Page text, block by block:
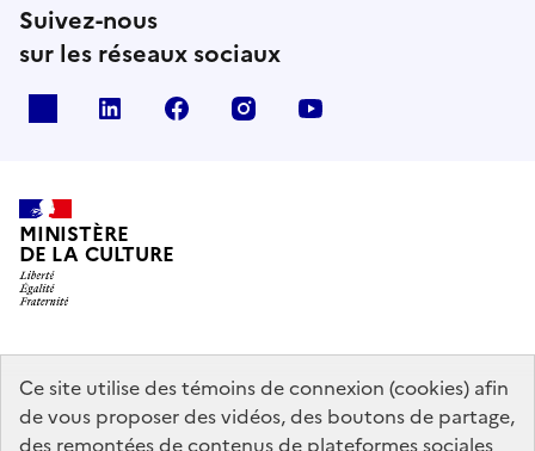
Ce site utilise des témoins de connexion (cookies) afin
de vous proposer des vidéos, des boutons de partage,
des remontées de contenus de plateformes sociales
Suivez-nous
sur les réseaux sociaux
linkedin facebook instagram
MINISTÈRE
DE LA CULTURE
data.gouv.fr legifrance.gouv.fr
info.gouv.fr
service-public.gouv.fr